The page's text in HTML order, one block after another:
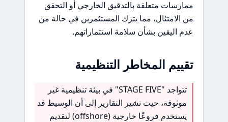
ممارسات متعلقة بالتدقيق الخارجي أو التحقق
من الامتثال، مما يترك المستثمرين في حالة من
عدم اليقين بشأن سلامة استثماراتهم.
تقييم المخاطر التنظيمية
تتواجد "STAGE FIVE" في بيئة تنظيمية غير
موثوقة، حيث تشير التقارير إلى أن الوسيط قد
يستخدم فروعًا خارجية (offshore) لتقديم